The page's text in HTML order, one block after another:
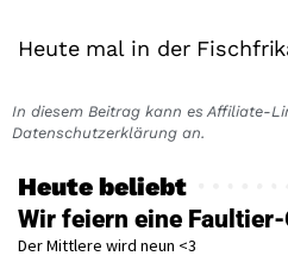
Heute mal in der
In diesem Beitrag kann es Affiliate-
Datenschutzerklärung an.
Heute beliebt
Wir feiern eine
Der Mittlere wird neun <3